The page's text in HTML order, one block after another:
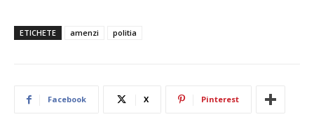
ETICHETE amenzi politia
Facebook X Pinterest